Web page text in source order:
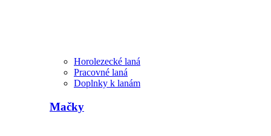
Horolezecké laná
Pracovné laná
Doplnky k lanám
Mačky